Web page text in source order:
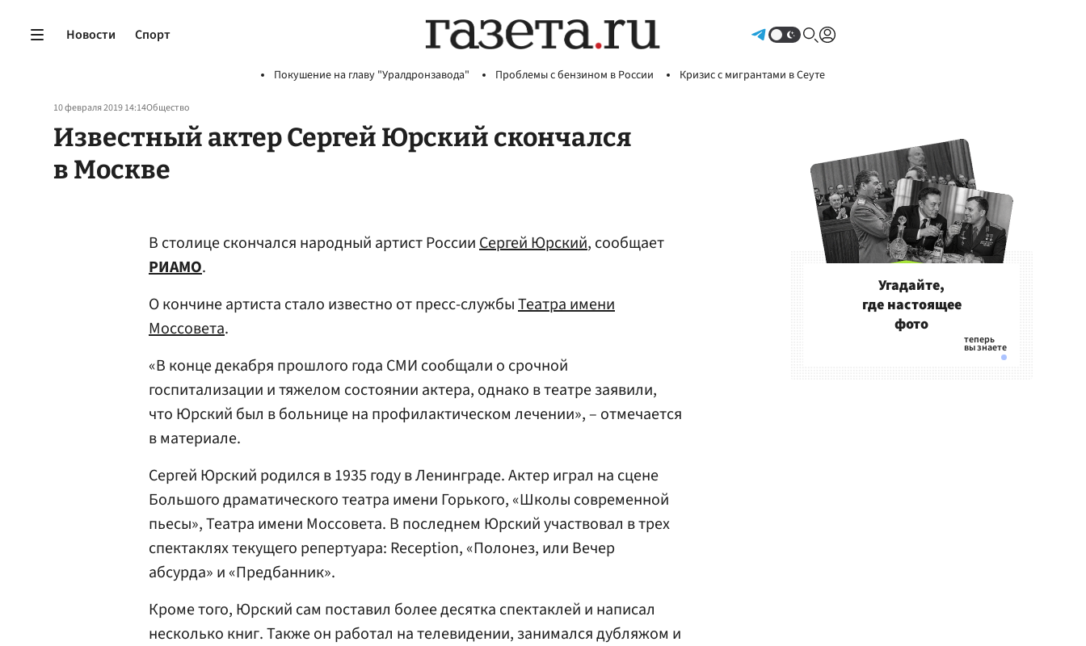
Новости Спорт
Покушение на главу "Уралдронзавода" Проблемы с бензином в России Кризис с мигрантами в Сеуте
10 февраля 2019 14:14Общество
Известный актер Сергей Юрский скончался
в Москве
В столице скончался народный артист РоссииСергей Юрский, сообщает
РИАМО.
О кончине артиста стало известно от пресс-службыТеатра имени
Моссовета.
«В конце декабря прошлого года СМИ сообщали о срочной
госпитализации и тяжелом состоянии актера, однако в театре заявили,
что Юрский был в больнице на профилактическом лечении», – отмечается
в материале.
Сергей Юрский родился в 1935 году в Ленинграде. Актер играл на сцене
Большого драматического театра имени Горького, «Школы современной
пьесы», Театра имени Моссовета. В последнем Юрский участвовал в трех
спектаклях текущего репертуара: Reception, «Полонез, или Вечер
абсурда» и «Предбанник».
Кроме того, Юрский сам поставил более десятка спектаклей и написал
несколько книг. Также он работал на телевидении, занимался дубляжом и
Угадайте,
где настоящее
фото